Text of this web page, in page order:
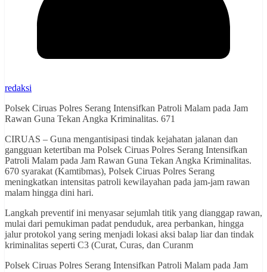
redaksi
Polsek Ciruas Polres Serang Intensifkan Patroli Malam pada Jam
Rawan Guna Tekan Angka Kriminalitas. 671
CIRUAS – Guna mengantisipasi tindak kejahatan jalanan dan
gangguan ketertiban ma Polsek Ciruas Polres Serang Intensifkan
Patroli Malam pada Jam Rawan Guna Tekan Angka Kriminalitas.
670 syarakat (Kamtibmas), Polsek Ciruas Polres Serang
meningkatkan intensitas patroli kewilayahan pada jam-jam rawan
malam hingga dini hari.
Langkah preventif ini menyasar sejumlah titik yang dianggap rawan,
mulai dari pemukiman padat penduduk, area perbankan, hingga
jalur protokol yang sering menjadi lokasi aksi balap liar dan tindak
kriminalitas seperti C3 (Curat, Curas, dan Curanm
Polsek Ciruas Polres Serang Intensifkan Patroli Malam pada Jam